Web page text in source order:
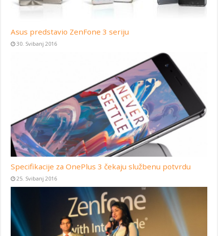
Asus predstavio ZenFone 3 seriju
30. Svibanj 2016
Specifikacije za OnePlus 3 čekaju službenu potvrdu
25. Svibanj 2016